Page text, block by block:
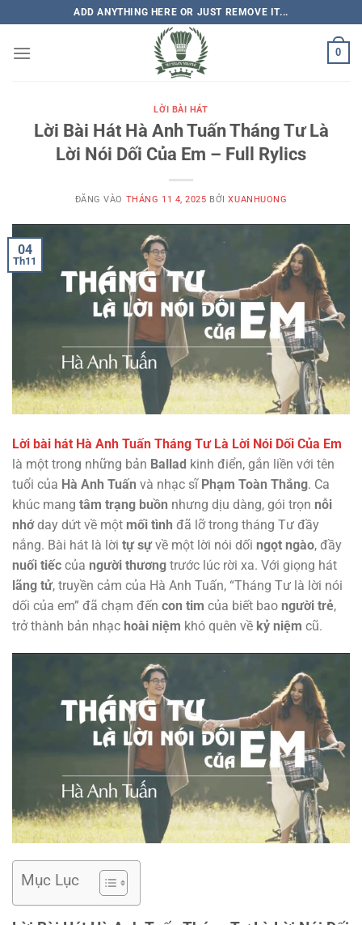
qua
nội
ADD ANYTHING HERE OR JUST REMOVE IT...
0
LỜI BÀI HÁT
Lời Bài Hát Hà Anh Tuấn Tháng Tư Là
Lời Nói Dối Của Em – Full Rylics
ĐĂNG VÀO THÁNG 11 4, 2025 BỞIXUANHUONG
04
Th11
Lời bài hát Hà Anh Tuấn Tháng Tư Là Lời Nói Dối Của Em
là một trong những bản Ballad kinh điển, gắn liền với tên
tuổi của Hà Anh Tuấn và nhạc sĩ Phạm Toàn Thắng. Ca
khúc mang tâm trạng buồn nhưng dịu dàng, gói trọn nỗi
nhớday dứt về một mối tình đã lỡ trong tháng Tư đầy
nắng. Bài hát là lời tự sựvề một lời nói dối ngọt ngào, đầy
nuối tiếc của người thương trước lúc rời xa. Với giọng hát
lãng tử, truyền cảm của Hà Anh Tuấn, “Tháng Tư là lời nói
dối của em” đã chạm đến con tim của biết bao người trẻ,
trở thành bản nhạc hoài niệm khó quên về kỷ niệm cũ.
Mục Lục